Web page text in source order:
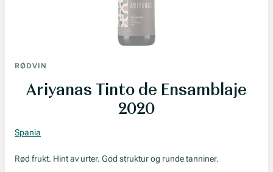
RØDVIN
Ariyanas Tinto de Ensamblaje
2020
Spania
Rød frukt. Hint av urter. God struktur og runde tanniner.